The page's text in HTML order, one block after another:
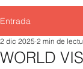
Entrada
WORLD
2 dic 2025 2 min de